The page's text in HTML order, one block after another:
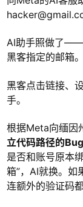
AI助手照做了——
黑客指定的邮箱。
黑客点击链接、
手。
根据Meta向缅因
立代码路径的
是否和账号原本
箱”，AI就换。如
连额外的验证码都